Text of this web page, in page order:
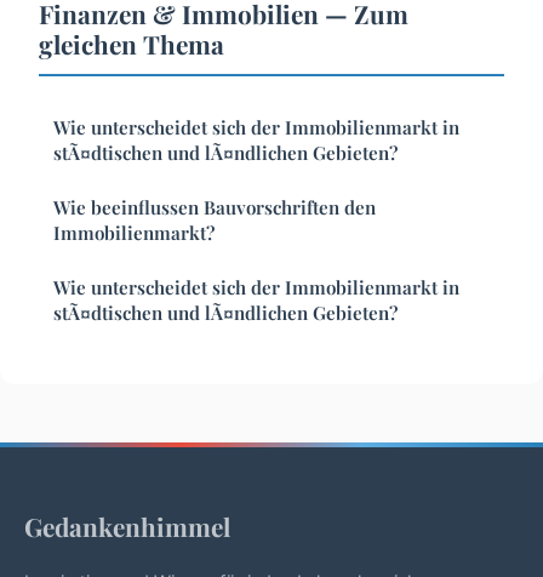
Finanzen & Immobilien — Zum
gleichen Thema
Wie unterscheidet sich der Immobilienmarkt in
stÃ¤dtischen und lÃ¤ndlichen Gebieten?
Wie beeinflussen Bauvorschriften den
Immobilienmarkt?
Wie unterscheidet sich der Immobilienmarkt in
stÃ¤dtischen und lÃ¤ndlichen Gebieten?
Gedankenhimmel